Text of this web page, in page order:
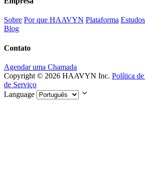
Sobre Por que HAAVYN Plataforma
Blog
Contato
Agendar uma Chamada
Copyright © 2026 HAAVYN Inc. Política
de Serviço
Language